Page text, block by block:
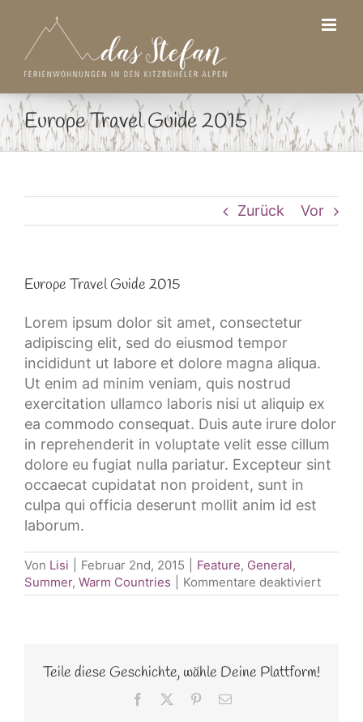
springen
Europe Travel Guide 2015
Zurück Vor
Europe Travel Guide 2015
Lorem ipsum dolor sit amet, consectetur
adipiscing elit, sed do eiusmod tempor
incididunt ut labore et dolore magna aliqua.
Ut enim ad minim veniam, quis nostrud
exercitation ullamco laboris nisi ut aliquip ex
ea commodo consequat. Duis aute irure dolor
in reprehenderit in voluptate velit esse cillum
dolore eu fugiat nulla pariatur. Excepteur sint
occaecat cupidatat non proident, sunt in
culpa qui officia deserunt mollit anim id est
laborum.
Von Lisi Februar 2nd, 2015 Feature, General,
Summer, Warm Countries Kommentare deaktiviertfür
Europe
Teile diese Geschichte, wähle Deine Plattform!
Facebook Pinterest
E-